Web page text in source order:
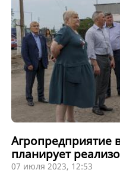
Агропредприятие
планирует
07 июля 2023, 12:53